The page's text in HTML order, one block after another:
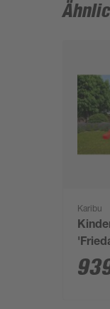
Karibu